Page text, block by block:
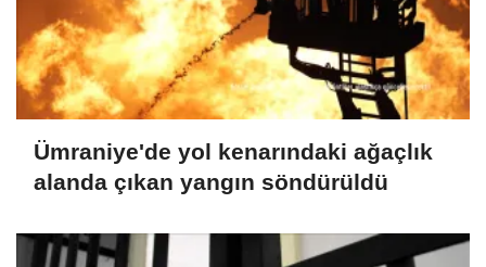
Ümraniye'de yol kenarındaki ağaçlık
alanda çıkan yangın söndürüldü